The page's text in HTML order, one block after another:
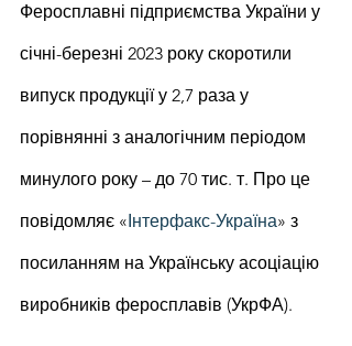
Феросплавні підприємства України у
січні-березні 2023 року скоротили
випуск продукції у 2,7 раза у
порівнянні з аналогічним періодом
минулого року – до 70 тис. т. Про це
повідомляє «Інтерфакс-Україна» з
посиланням на Українську асоціацію
виробників феросплавів (УкрФА).